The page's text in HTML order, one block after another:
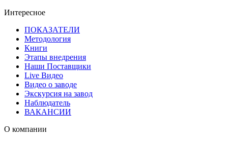
Интересное
ПОКАЗАТЕЛИ
Методология
Книги
Этапы внедрения
Наши Поставщики
Live Видео
Видео о заводе
Экскурсия на завод
Наблюдатель
ВАКАНСИИ
О компании